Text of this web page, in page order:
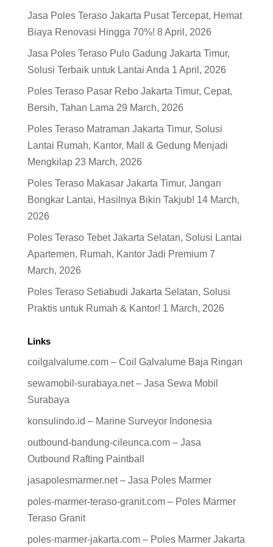
Jasa Poles Teraso Jakarta Pusat Tercepat, Hemat
Biaya Renovasi Hingga 70%! 8 April, 2026
Jasa Poles Teraso Pulo Gadung Jakarta Timur,
Solusi Terbaik untuk Lantai Anda 1 April, 2026
Poles Teraso Pasar Rebo Jakarta Timur, Cepat,
Bersih, Tahan Lama 29 March, 2026
Poles Teraso Matraman Jakarta Timur, Solusi
Lantai Rumah, Kantor, Mall & Gedung Menjadi
Mengkilap 23 March, 2026
Poles Teraso Makasar Jakarta Timur, Jangan
Bongkar Lantai, Hasilnya Bikin Takjub! 14 March,
2026
Poles Teraso Tebet Jakarta Selatan, Solusi Lantai
Apartemen, Rumah, Kantor Jadi Premium 7
March, 2026
Poles Teraso Setiabudi Jakarta Selatan, Solusi
Praktis untuk Rumah & Kantor! 1 March, 2026
Links
coilgalvalume.com – Coil Galvalume Baja Ringan
sewamobil-surabaya.net – Jasa Sewa Mobil
Surabaya
konsulindo.id – Marine Surveyor Indonesia
outbound-bandung-cileunca.com – Jasa
Outbound Rafting Paintball
jasapolesmarmer.net – Jasa Poles Marmer
poles-marmer-teraso-granit.com – Poles Marmer
Teraso Granit
poles-marmer-jakarta.com – Poles Marmer Jakarta